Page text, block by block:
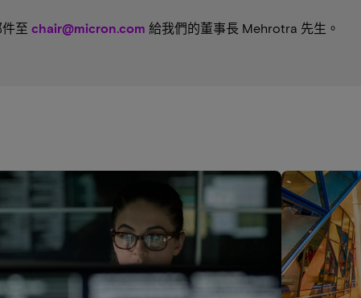
至 chair@micron.com 給我們的董事長 Mehrotra 先生。